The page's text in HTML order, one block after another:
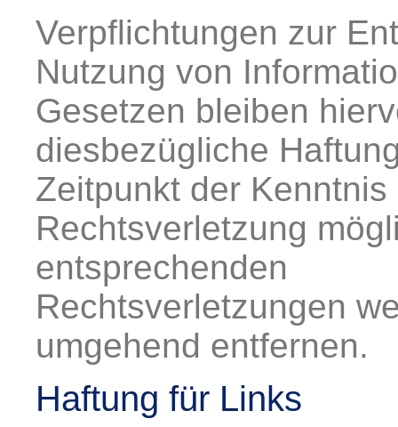
Verpflichtungen zur
Nutzung von
Gesetzen bleiben
diesbezügliche
Zeitpunkt der
Rechtsverletzung
entsprechenden
Rechtsverletzungen
umgehend entfernen.
Haftung für Links